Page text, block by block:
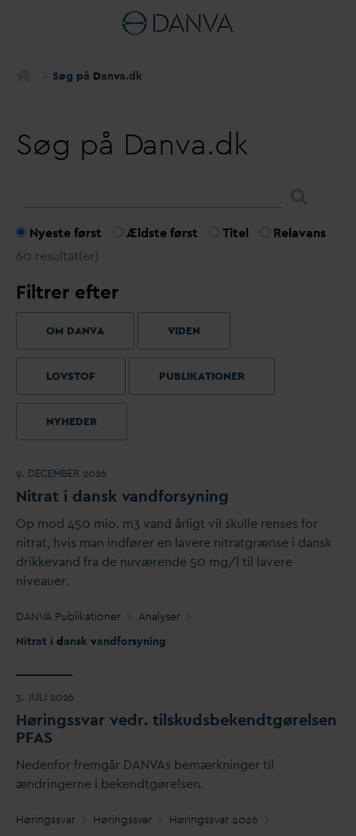
Søg på Danva.dk
Søg på Danva.dk
Nyeste først Ældste først Titel
Relavans
60 resultat(er)
Filtrer efter
OM DANVA VIDEN
LOVSTOF PUBLIKATIONER
NYHEDER
9. DECEMBER 2026
Nitrat i dansk vandforsyning
Op mod 450 mio. m3 vand årligt vil skulle renses for
nitrat, hvis man indfører en lavere nitratgrænse i dansk
drikkevand fra de nuværende 50 mg/l til lavere
niveauer.
DANVA Publikationer
Analyser
Nitrat i dansk vandforsyning
3. JULI 2026
Høringssvar vedr. tilskudsbekendtgørelsen
PFAS
Nedenfor fremgår DANVAs bemærkninger til
ændringerne i bekendtgørelsen.
Høringssvar Høringssvar Høringssvar 2026